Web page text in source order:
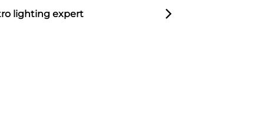
lighting expert